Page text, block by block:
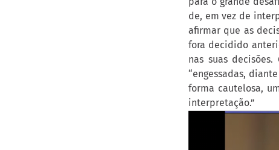
de, em vez de
afirmar que as
fora decidido
nas suas
“engessadas,
forma cautelosa,
interpretação.”